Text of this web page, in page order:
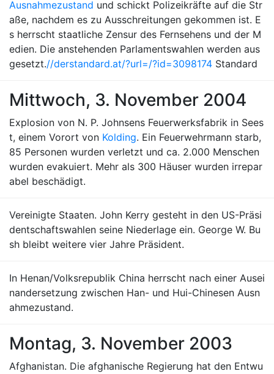
Ausnahmezustand und schickt Polizeikräfte auf die Str
aße, nachdem es zu Ausschreitungen gekommen ist. E
s herrscht staatliche Zensur des Fernsehens und der M
edien. Die anstehenden Parlamentswahlen werden aus
gesetzt.//derstandard.at/?url=/?id=3098174 Standard
Mittwoch, 3. November 2004
Explosion von N. P. Johnsens Feuerwerksfabrik in Sees
t, einem Vorort von Kolding. Ein Feuerwehrmann starb,
85 Personen wurden verletzt und ca. 2.000 Menschen
wurden evakuiert. Mehr als 300 Häuser wurden irrepar
abel beschädigt.
Vereinigte Staaten. John Kerry gesteht in den US-Präsi
dentschaftswahlen seine Niederlage ein. George W. Bu
sh bleibt weitere vier Jahre Präsident.
In Henan/Volksrepublik China herrscht nach einer Ausei
nandersetzung zwischen Han- und Hui-Chinesen Ausn
ahmezustand.
Montag, 3. November 2003
Afghanistan. Die afghanische Regierung hat den Entwu